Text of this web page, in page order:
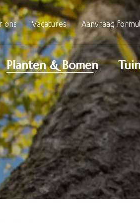
ons Vacatures Aanvraag
Planten & Bomen